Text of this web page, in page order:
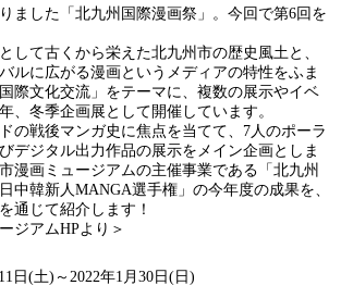
ました「北九州国際漫画祭」。今回で第6回を
して古くから栄えた北九州市の歴史風土と、
ルに広がる漫画というメディアの特性をふま
際文化交流」をテーマに、複数の展示やイベ
、冬季企画展として開催しています。
の戦後マンガ史に焦点を当てて、7人のポーラ
デジタル出力作品の展示をメイン企画としま
漫画ミュージアムの主催事業である「北九州
中韓新人MANGA選手権」の今年度の成果を、
通じて紹介します！
ジアムHPより＞
日(土)～2022年1月30日(日)